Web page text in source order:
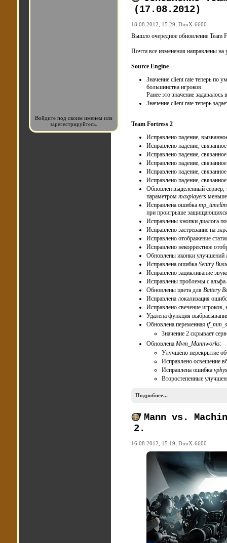
(17.08.2012)
18.08.2012, 15:29, DimX-6600
Вышло очередное обновление Team
Почти все изменения направлены
Source Engine
Значение client rate теперь по
большинства игроков.
Ранее это значение
Значение client rate теперь
Team Fortress 2
Исправлено падение,
Исправлено падение,
Исправлено падение,
Исправлено падение,
Исправлено падение,
Исправлено падение,
Обновлен выделенный сервер,
параметром maxplayers
Исправлена ошибка
при проигрыше
Исправлены кнопки диалога
Исправлено застревание на
Исправлено отображение
Исправлено некорректное
Обновлены иконки улучшений
Исправлена ошибка Sentry
Исправлено зацикливание
Исправлены проблемы с
Обновлены цвета для Battery
Исправлена локализация
Исправлено свечение
Удалена функция
Обновлена переменная
Значение 2 скрывает
Обновлена Mvm_Mannworks:
Улучшено перекрытие
Исправлено освещение
Исправлена ошибка
Второстепенные
Подробнее...
Mann vs.
2.
16.08.2012, 15:19, DimX-6600
Войдите под своим именем или
зарегестрируйтесь.